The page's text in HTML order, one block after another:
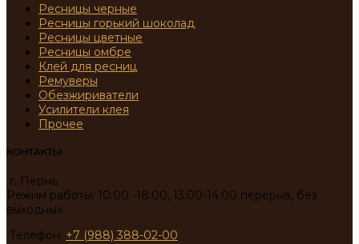
Ресницы черные
Ресницы горький шоколад
Ресницы цветные
Ресницы омбре
Клей для ресниц
Ремуверы
Обезжириватели
Усилители клея
Прочее
КОНТАКТЫ
г. Пермь
Режим работы: 10:00 -18:00, 13:00-14:00 перерыв, без
выходных
Телефон: +7 (988) 388-02-00